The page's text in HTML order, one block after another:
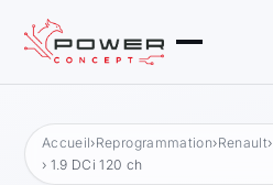
Accueil›Reprogrammation›Renault›
› 1.9 DCi 120 ch